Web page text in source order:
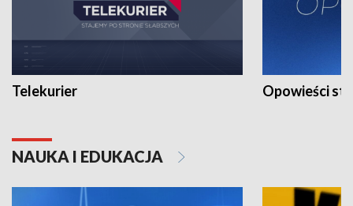
Telekurier Opowieści
NAUKA I EDUKACJA